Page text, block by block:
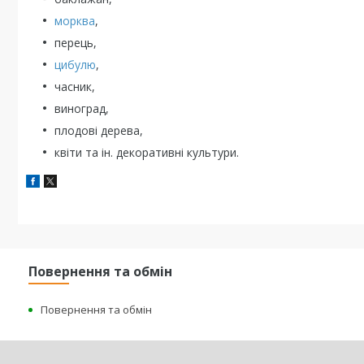
морква,
перець,
цибулю,
часник,
виноград,
плодові дерева,
квіти та ін. декоративні культури.
Повернення та обмін
Повернення та обмін